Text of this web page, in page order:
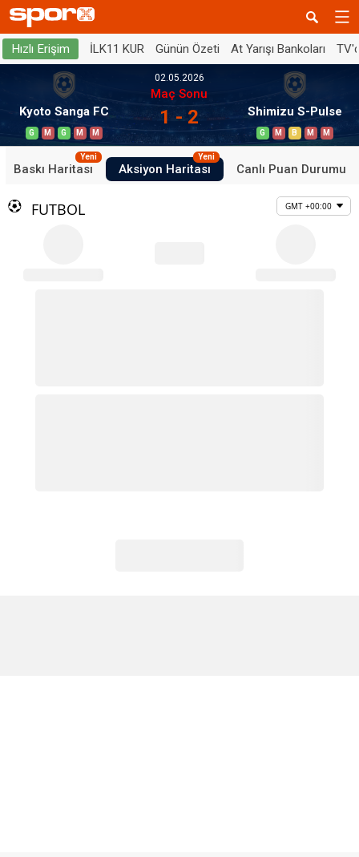
Hızlı Erişim İLK11 KUR Günün Özeti At Yarışı Bankoları
Kyoto Sanga FC
G M G M M
02.05.2026
Maç Sonu
1 - 2 Shimizu S-Pulse
G M B M M
Baskı Haritası
Yeni
Aksiyon Haritası
Yeni
Canlı Puan Durumu
FUTBOL GMT +00:00